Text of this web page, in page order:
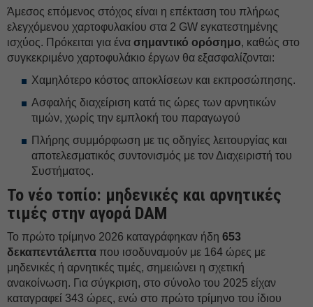
Άμεσος επόμενος στόχος είναι η επέκταση του πλήρως
ελεγχόμενου χαρτοφυλακίου στα 2 GW εγκατεστημένης
ισχύος. Πρόκειται για ένα σημαντικό ορόσημο, καθώς στο
συγκεκριμένο χαρτοφυλάκιο έργων θα εξασφαλίζονται:
Χαμηλότερο κόστος αποκλίσεων και εκπροσώπησης.
Ασφαλής διαχείριση κατά τις ώρες των αρνητικών
τιμών, χωρίς την εμπλοκή του παραγωγού
Πλήρης συμμόρφωση με τις οδηγίες λειτουργίας και
αποτελεσματικός συντονισμός με τον Διαχειριστή του
Συστήματος.
Το νέο τοπίο: μηδενικές και αρνητικές
τιμές στην αγορά DAM
To πρώτο τρίμηνο 2026 καταγράφηκαν ήδη 653
δεκαπεντάλεπτα που ισοδυναμούν με 164 ώρες με
μηδενικές ή αρνητικές τιμές, σημειώνει η σχετική
ανακοίνωση. Για σύγκριση, στο σύνολο του 2025 είχαν
καταγραφεί 343 ώρες, ενώ στο πρώτο τρίμηνο του ίδιου